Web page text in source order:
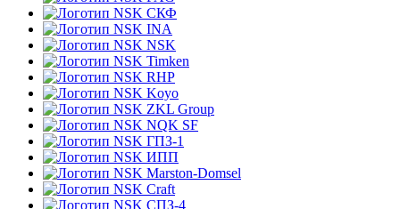
СКФ
INA
NSK
Timken
RHP
Koyo
ZKL Group
NQK SF
ГПЗ-1
ИПП
Marston-Domsel
Craft
СПЗ-4